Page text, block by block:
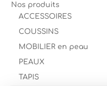
Nos produits
ACCESSOIRES
COUSSINS
MOBILIER en peau
PEAUX
TAPIS